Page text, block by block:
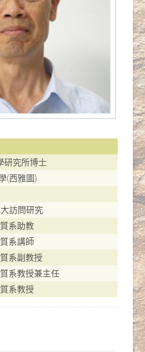
研究所博士
(西雅圖)
訪問研究
系助教
系講師
系副教授
系教授兼主任
系教授